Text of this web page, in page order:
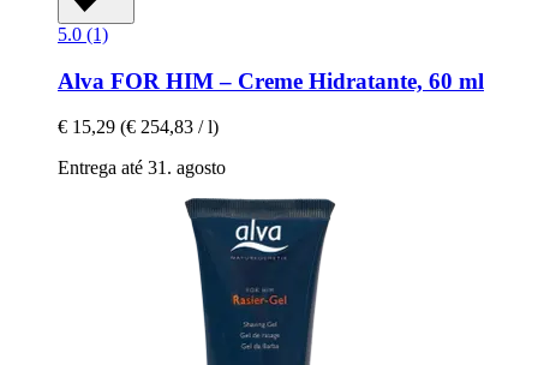
5.0 (1)
Alva FOR HIM – Creme Hidratante, 60 ml
€ 15,29 (€ 254,83 / l)
Entrega até 31. agosto